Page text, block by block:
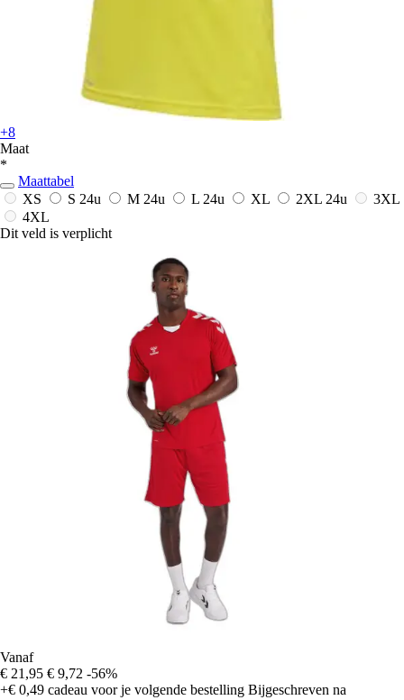
+8
Maat
*
Maattabel
XS
S 24u M 24u L 24u XL 2XL 24u
3XL
4XL
Dit veld is verplicht
Vanaf
€ 21,95 € 9,72 -56%
+€ 0,49 cadeau voor je volgende bestelling Bijgeschreven na